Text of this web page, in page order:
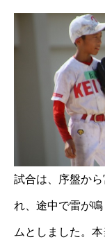
試合は、序盤か
れ、途中で雷が
ムとしました。